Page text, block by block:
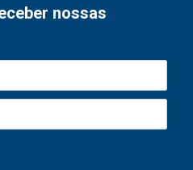
nossas